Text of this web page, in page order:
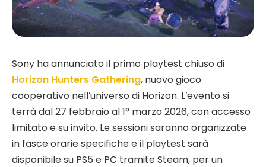
Sony ha annunciato il primo playtest chiuso di
Horizon Hunters Gathering, nuovo gioco
cooperativo nell’universo di Horizon. L’evento si
terrà dal 27 febbraio al 1° marzo 2026, con accesso
limitato e su invito. Le sessioni saranno organizzate
in fasce orarie specifiche e il playtest sarà
disponibile su PS5 e PC tramite Steam, per un